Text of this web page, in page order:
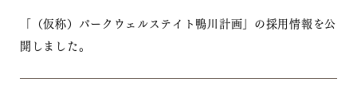
「（仮称）パークウェルステイト鴨川計画」の採用情報を公
開しました。